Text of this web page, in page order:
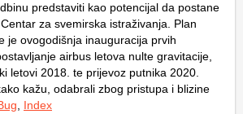
predstaviti kao potencijal da postane
za svemirska istraživanja. Plan
je ovogodišnja inauguracija prvih
airbus letova nulte gravitacije,
letovi 2018. te prijevoz putnika 2020.
kažu, odabrali zbog pristupa i blizine
, Index